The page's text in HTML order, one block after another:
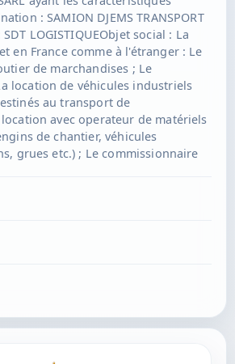
: SAMION DJEMS TRANSPORT
SDT LOGISTIQUEObjet social : La
en France comme à l'étranger : Le
de marchandises ; Le
location de véhicules industriels
au transport de
avec operateur de matériels
de chantier, véhicules
grues etc.) ; Le commissionnaire
et la valorisation de déchets
déchets verts, D3E, plastique,
Chiconi.Capital : 2000 €Durée :
HALIDI Anly, demeurant 331
ChiconiImmatriculation au RCS